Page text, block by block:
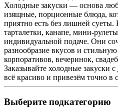
Холодные закуски — основа
изящные, порционные блюда,
приятно есть без лишней
тарталетки, канапе, мини-
индивидуальной подаче. Они
разнообразие вкусов и
корпоративов, вечеринок,
Заказывайте холодные
всё красиво и привезём точно в
Выберите подкатегорию